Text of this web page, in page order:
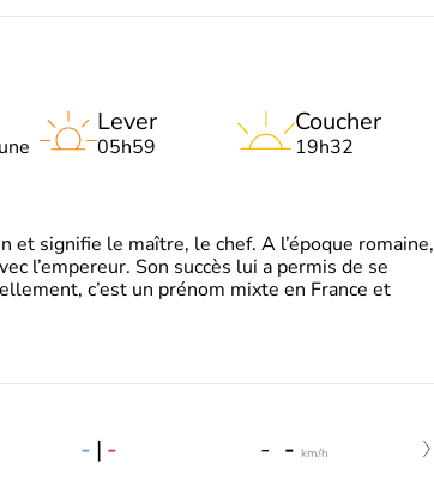
Lever
05h59
Coucher
19h32
et signifie le maître, le chef. A l’époque romaine,
l’empereur. Son succès lui a permis de se
c’est un prénom mixte en France et
- | - - - km/h